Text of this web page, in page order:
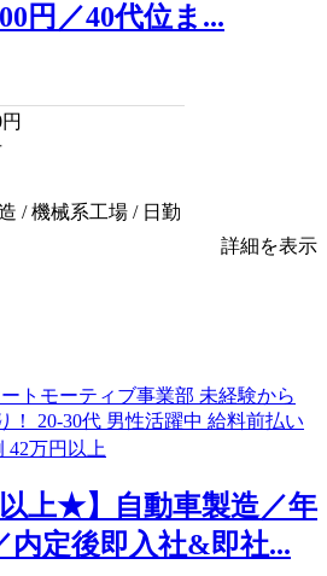
円／40代位ま...
円
/ 機械系工場 / 日勤
詳細を表示
以上★】自動車製造／年
内定後即入社&即社...